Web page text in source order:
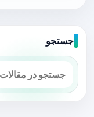
جستجو